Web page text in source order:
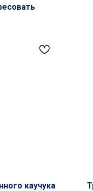
каучука